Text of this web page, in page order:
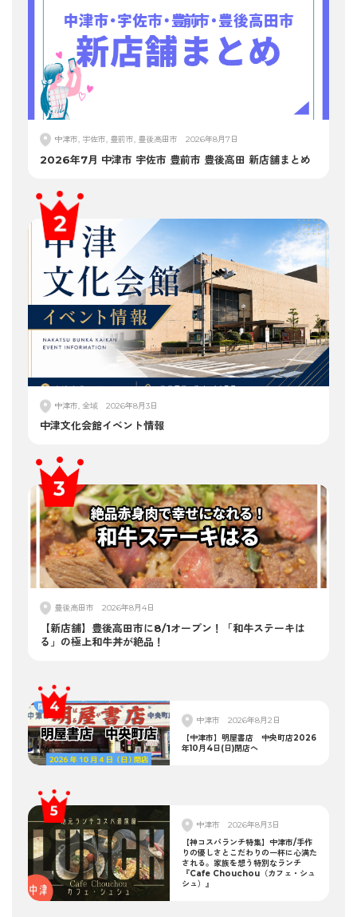
中津市, 宇佐市, 豊前市, 豊後高田市 2026年8月7日
2026年7月 中津市 宇佐市 豊前市 豊後高田 新店舗まとめ
中津市, 全域 2026年8月3日
中津文化会館イベント情報
豊後高田市 2026年8月4日
【新店舗】豊後高田市に8/1オープン！「和牛ステーキは
る」の極上和牛丼が絶品！
中津市
2026年8月2日
【中津市】明屋書店 中央町店2026
年10月4日(日)閉店へ
中津市
2026年8月3日
【神コスパランチ特集】中津市/手作
りの優しさとこだわりの一杯に心満た
される。家族を想う特別なランチ
『Cafe Chouchou（カフェ・シュ
シュ）』